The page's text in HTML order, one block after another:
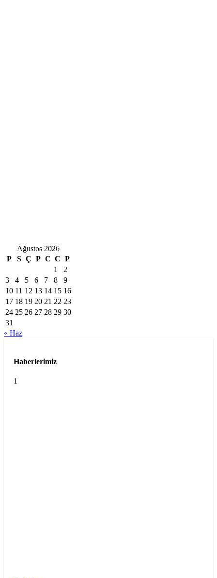
Ağustos 2026
P
S Ç P C C P
1
2
3
4 5 6 7 8
9
10 11 12 13 14 15 16
17 18 19 20 21 22 23
24 25 26 27 28 29 30
31
« Haz
Haberlerimiz
1